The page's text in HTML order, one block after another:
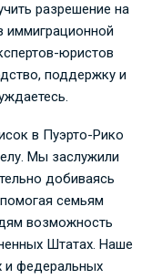
разрешение на
иммиграционной
юристов
поддержку и
в Пуэрто-Рико
Мы заслужили
добиваясь
семьям
возможность
Штатах. Наше
и федеральных